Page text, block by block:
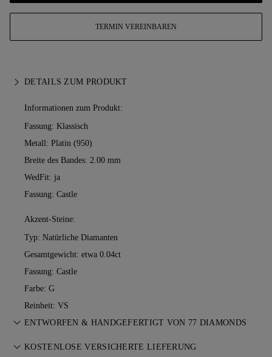
TERMIN VEREINBAREN
DETAILS ZUM PRODUKT
Informationen zum Produkt:
Fassung: Klassisch
Metall: Platin (950)
Breite des Bandes: 2.00 mm
WedFit: ja
Fassung: Castle
Akzent-Steine:
Typ: Natürliche Diamanten
Gesamtgewicht: etwa 0.04ct
Fassung: Castle
Farbe: G
Reinheit: VS
ENTWORFEN & HANDGEFERTIGT VON 77 DIAMONDS
Feinschliff der Schmuckkunst — Stück für Stück. Erleben Sie
KOSTENLOSE VERSICHERTE LIEFERUNG